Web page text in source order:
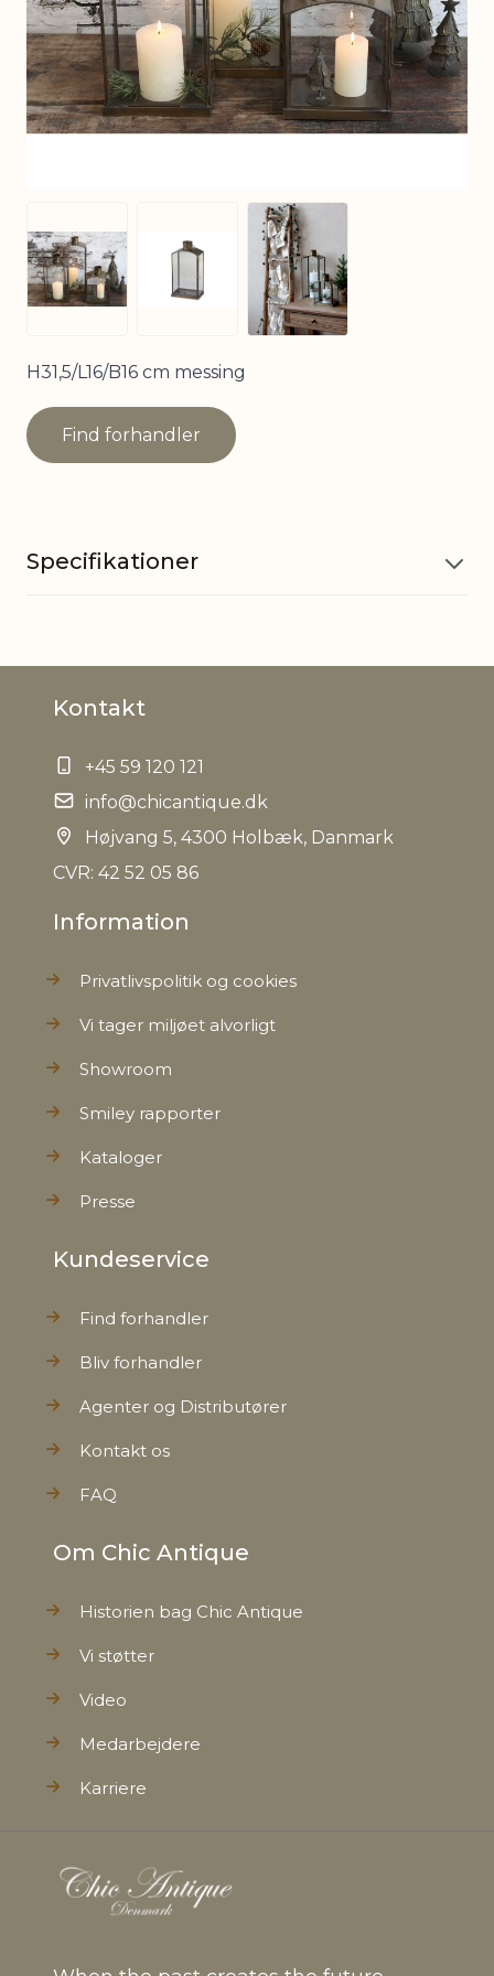
View larger imageView larger image
View larger image
H31,5/L16/B16 cm messing
Find forhandler
Specifikationer
EAN
Tariffnumber
Bruttovægt
Kontakt
+45 59 120 121
info@chicantique.dk
Højvang 5, 4300 Holbæk, Danmark
CVR: 42 52 05 86
Information
Privatlivspolitik og cookies
Vi tager miljøet alvorligt
Showroom
Smiley rapporter
Kataloger
Presse
Kundeservice
Find forhandler
Bliv forhandler
Agenter og Distributører
Kontakt os
FAQ
Om Chic Antique
Historien bag Chic Antique
Vi støtter
Video
Medarbejdere
Karriere